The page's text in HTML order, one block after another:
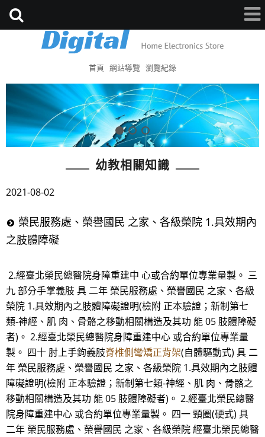
首頁 網站導覽 瀏覽紀錄
幼教相關知識
2021-08-02
榮民服務處、榮譽國民 之家、各級榮院 1.具效期內
之肢體障礙
2.經臺北榮民總醫院身障重建中 心或合約單位專業量製。 三
九 部分手掌義肢 具 二年 榮民服務處、榮譽國民 之家、各級
榮院 1.具效期內之肢體障礙證明(檢附 正本驗證；新制第七
類-神經、肌 肉、骨骼之移動相關構造及其功 能 05 肢體障礙
者)。 2.經臺北榮民總醫院身障重建中心 或合約單位專業量
製。 四十 肘上手鉤義肢脊椎側彎矯正背架(自體驅動式) 具 二
年 榮民服務處、榮譽國民 之家、各級榮院 1.具效期內之肢體
障礙證明(檢附 正本驗證；新制第七類-神經、肌 肉、骨骼之
移動相關構造及其功 能 05 肢體障礙者)。 2.經臺北榮民總醫
院身障重建中心 或合約單位專業量製。 四一 頸圈(硬式) 具
二年 榮民服務處、榮譽國民 之家、各級榮院 經臺北榮民總醫